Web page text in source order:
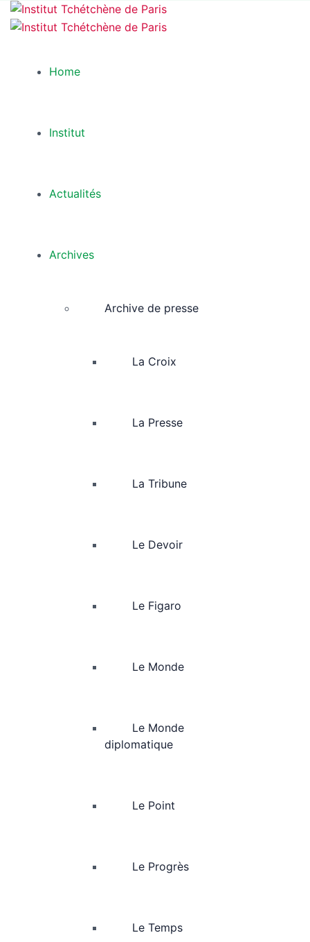
Home
Institut
Actualités
Archives
Archive de presse
La Croix
La Presse
La Tribune
Le Devoir
Le Figaro
Le Monde
Le Monde
diplomatique
Le Point
Le Progrès
Le Temps